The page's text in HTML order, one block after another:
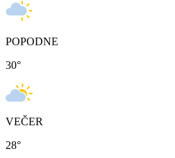
POPODNE
30°
VEČER
28°